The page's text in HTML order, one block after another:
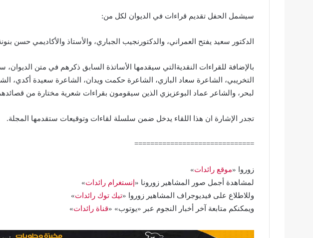
سيشمل الحفل تقديم قراءات في الديوان لكل من:
الدكتور سعيد يفتح العمراني، والدكتورنجيب الجباري، والأستاذ والأكاديمي حسن
بالإضافة للقراءات النقديةالتي سيقدمها الأساتذة السابق ذكرهم في متن
التخريبي، الشاعرة سعاد البازي، الشاعرة حكمت ويدان، الشاعرة سعيدة أكدي،
لبحر، والشاعر عماد البوعزيزي الذين سيقومون بقراءات شعرية مختارة من
تجدر الإشارة ان هذا اللقاء يدخل ضمن سلسلة لقاءات وتوقيعات ستقدمها المجلة.
==============================
زوروا «موقع رائدات»
لمشاهدة أجمل صور المشاهير زورونا « إنستغرام رائدات»
وللاطلاع على فيديوجراف المشاهير زوروا «تيك توك رائدات»
ويمكنكم متابعة آخر أخبار النجوم عبر «يوتوب» «قناة رائدات»